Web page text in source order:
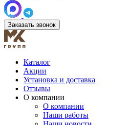
Заказать звонок
Каталог
Акции
Установка и доставка
Отзывы
О компании
О компании
Наши работы